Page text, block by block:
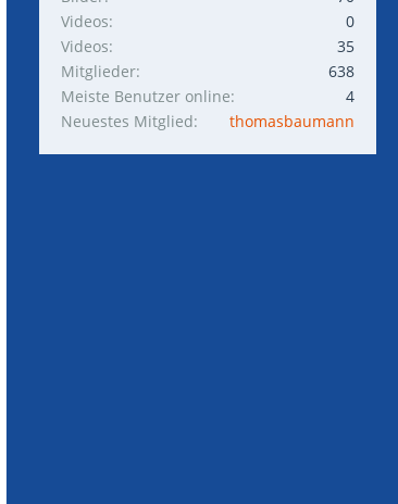
Videos
0
Videos
35
Mitglieder
638
Meiste Benutzer online
4
Neuestes Mitglied
thomasbaumann